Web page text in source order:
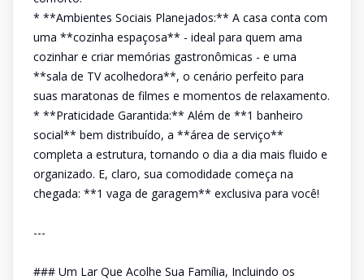
* **Ambientes Sociais Planejados:** A casa conta com
uma **cozinha espaçosa** - ideal para quem ama
cozinhar e criar memórias gastronômicas - e uma
**sala de TV acolhedora**, o cenário perfeito para
suas maratonas de filmes e momentos de relaxamento.
* **Praticidade Garantida:** Além de **1 banheiro
social** bem distribuído, a **área de serviço**
completa a estrutura, tornando o dia a dia mais fluido e
organizado. E, claro, sua comodidade começa na
chegada: **1 vaga de garagem** exclusiva para você!
---
### Um Lar Que Acolhe Sua Família, Incluindo os